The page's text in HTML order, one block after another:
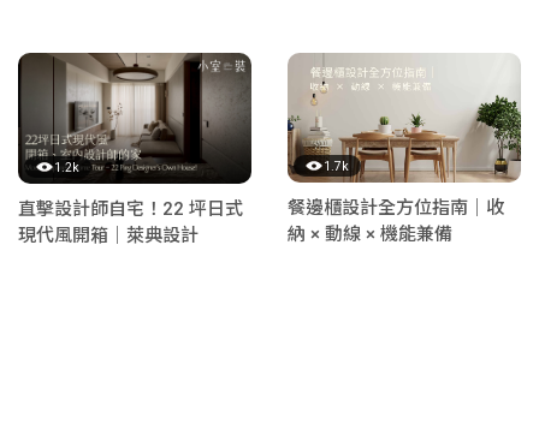
1.2k
直擊設計師自宅！22 坪日式
現代風開箱｜萊典設計
1.7k
餐邊櫃設計全方位指南｜收
納 × 動線 × 機能兼備